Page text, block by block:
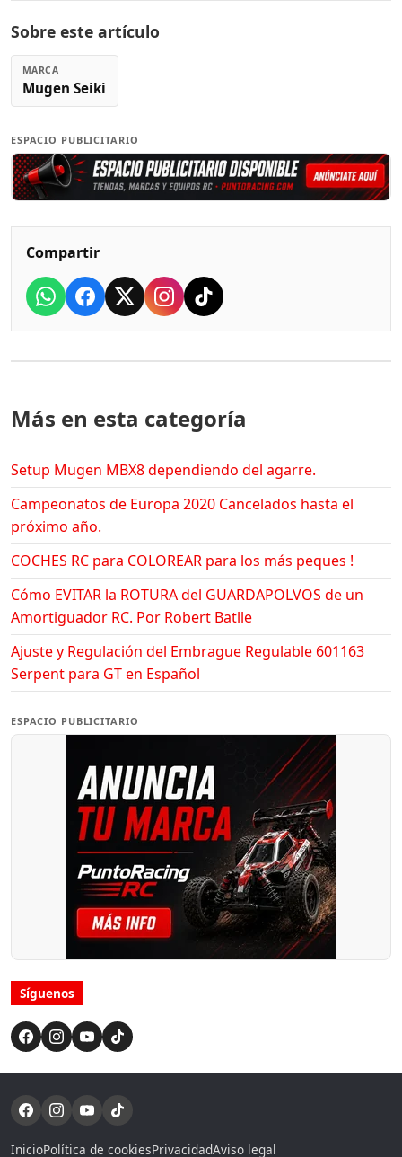
Sobre este artículo
MARCA
Mugen Seiki
ESPACIO PUBLICITARIO
Compartir
Más en esta categoría
Setup Mugen MBX8 dependiendo del agarre.
Campeonatos de Europa 2020 Cancelados hasta el
próximo año.
COCHES RC para COLOREAR para los más peques !
Cómo EVITAR la ROTURA del GUARDAPOLVOS de un
Amortiguador RC. Por Robert Batlle
Ajuste y Regulación del Embrague Regulable 601163
Serpent para GT en Español
ESPACIO PUBLICITARIO
Síguenos
InicioPolítica de cookiesPrivacidadAviso legal